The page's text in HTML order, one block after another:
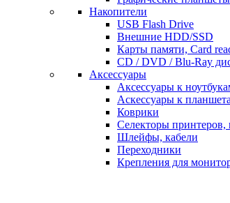
Накопители
USB Flash Drive
Внешние HDD/SSD
Карты памяти, Card
CD / DVD / Blu-Ray
Аксессуары
Аксессуары к
Аскессуары к
Коврики
Селекторы принтеров,
Шлейфы, кабели
Переходники
Крепления для